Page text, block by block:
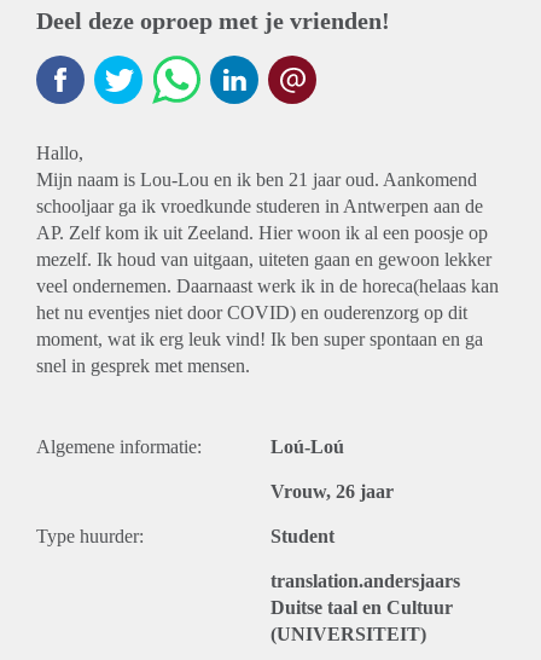
Deel deze oproep met je vrienden!
Hallo,
Mijn naam is Lou-Lou en ik ben 21 jaar oud. Aankomend
schooljaar ga ik vroedkunde studeren in Antwerpen aan de
AP. Zelf kom ik uit Zeeland. Hier woon ik al een poosje op
mezelf. Ik houd van uitgaan, uiteten gaan en gewoon lekker
veel ondernemen. Daarnaast werk ik in de horeca(helaas kan
het nu eventjes niet door COVID) en ouderenzorg op dit
moment, wat ik erg leuk vind! Ik ben super spontaan en ga
snel in gesprek met mensen.
Algemene informatie: Loú-Loú
Vrouw, 26 jaar
Type huurder: Student
translation.andersjaars
Duitse taal en Cultuur
(UNIVERSITEIT)